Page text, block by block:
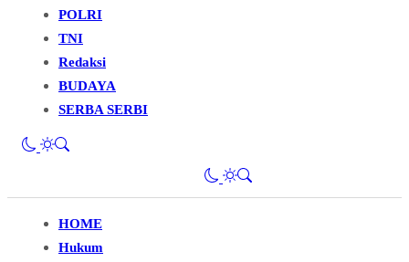
POLRI
TNI
Redaksi
BUDAYA
SERBA SERBI
HOME
Hukum